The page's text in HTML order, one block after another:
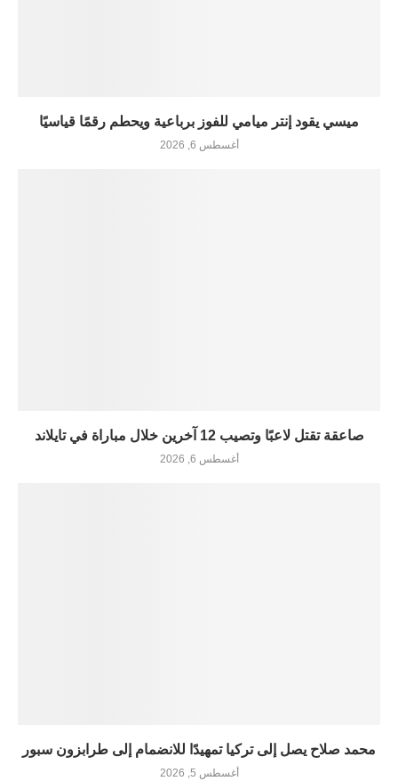
ميسي يقود إنتر ميامي للفوز برباعية ويحطم رقمًا قياسيًا
أغسطس 6, 2026
صاعقة تقتل لاعبًا وتصيب 12 آخرين خلال مباراة في تايلاند
أغسطس 6, 2026
محمد صلاح يصل إلى تركيا تمهيدًا للانضمام إلى طرابزون سبور
أغسطس 5, 2026